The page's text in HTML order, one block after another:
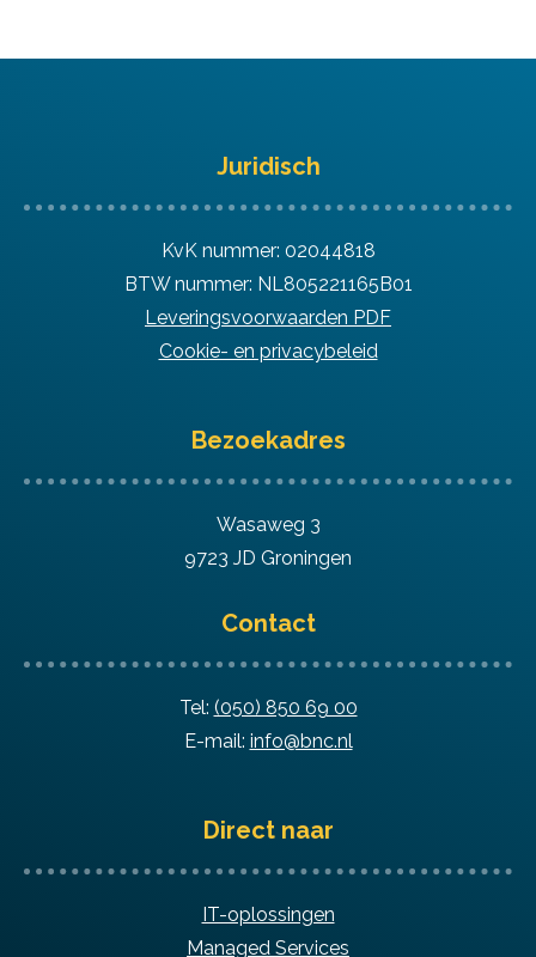
Juridisch
KvK nummer: 02044818
BTW nummer: NL805221165B01
Leveringsvoorwaarden PDF
Cookie- en privacybeleid
Bezoekadres
Wasaweg 3
9723 JD Groningen
Contact
Tel: (050) 850 69 00
E-mail: info@bnc.nl
Direct naar
IT-oplossingen
Managed Services